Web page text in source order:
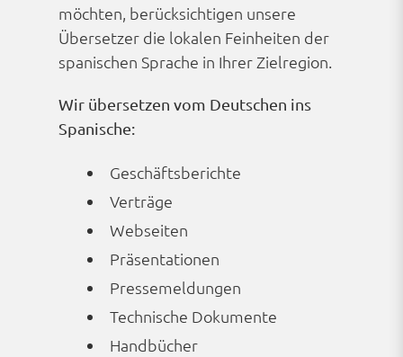
möchten, berücksichtigen unsere
Übersetzer die lokalen Feinheiten der
spanischen Sprache in Ihrer Zielregion.
Wir übersetzen vom Deutschen ins
Spanische:
Geschäfts­berichte
Verträge
Webseiten
Präsentationen
Presse­meldungen
Technische Dokumente
Handbücher